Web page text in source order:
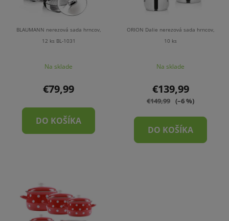
BLAUMANN nerezová sada hrncov,
12 ks BL-1031
Na sklade
€79,99
DO KOŠÍKA
ORION Dalie nerezová sada hrncov,
10 ks
Na sklade
€139,99
€149,99 (–6 %)
DO KOŠÍKA